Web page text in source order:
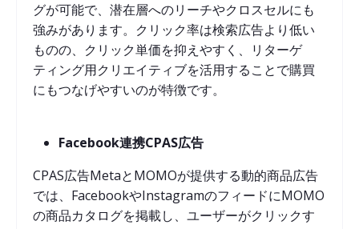
グが可能で、潜在層へのリーチやクロスセルにも
強みがあります。クリック率は検索広告より低い
ものの、クリック単価を抑えやすく、リターゲ
ティング用クリエイティブを活用することで購買
にもつなげやすいのが特徴です。
Facebook連携CPAS広告
CPAS広告MetaとMOMOが提供する動的商品広告
では、FacebookやInstagramのフィードにMOMO
の商品カタログを掲載し、ユーザーがクリックす